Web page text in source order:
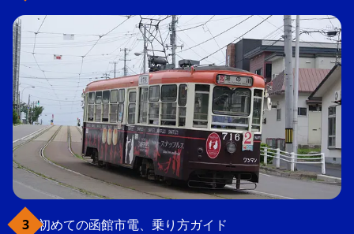
初めての函館市電、乗り方ガイド